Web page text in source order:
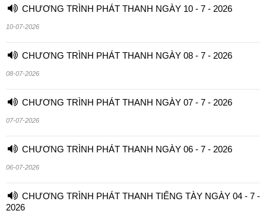
CHƯƠNG TRÌNH PHÁT THANH NGÀY 10 - 7 - 2026
10-07-2026
CHƯƠNG TRÌNH PHÁT THANH NGÀY 08 - 7 - 2026
08-07-2026
CHƯƠNG TRÌNH PHÁT THANH NGÀY 07 - 7 - 2026
07-07-2026
CHƯƠNG TRÌNH PHÁT THANH NGÀY 06 - 7 - 2026
06-07-2026
CHƯƠNG TRÌNH PHÁT THANH TIẾNG TÀY NGÀY 04 - 7 -
2026